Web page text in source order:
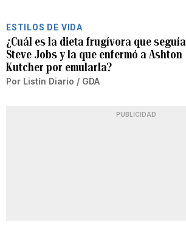
ESTILOS DE VIDA
¿Cuál es la dieta frugívora que seguía
Steve Jobs y la que enfermó a Ashton
Kutcher por emularla?
Por Listín Diario / GDA
PUBLICIDAD